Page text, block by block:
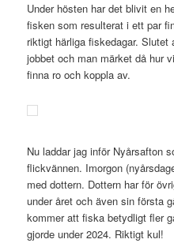
Under hösten har det blivit en
fisken som resulterat i ett par
riktigt härliga fiskedagar.
jobbet och man märket då hur
finna ro och koppla av.
Nu laddar jag inför Nyårsafton
flickvännen. Imorgon
med dottern. Dottern har för
under året och även sin första
kommer att fiska betydligt fler
gjorde under 2024. Riktigt kul!